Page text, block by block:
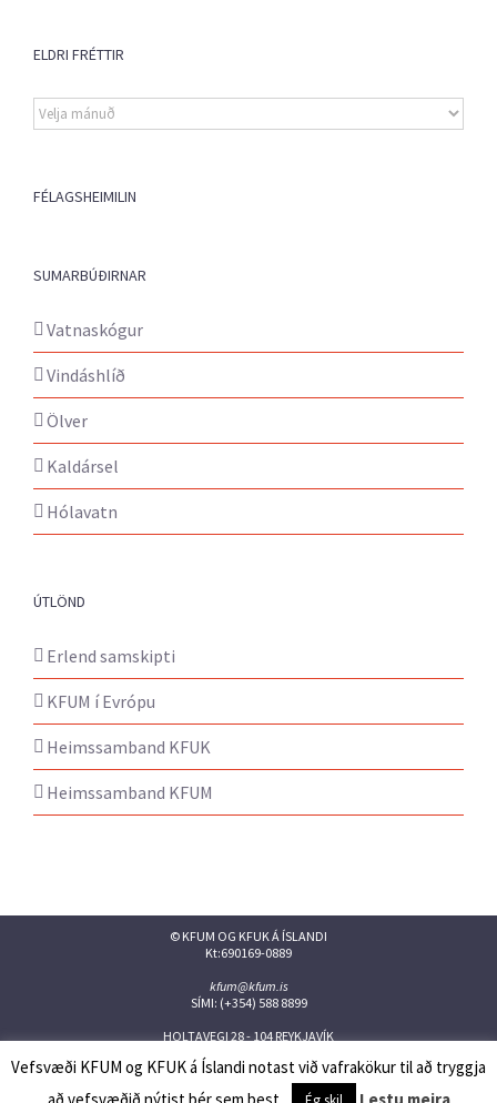
ELDRI FRÉTTIR
Eldri
fréttir
FÉLAGSHEIMILIN
SUMARBÚÐIRNAR
Vatnaskógur
Vindáshlíð
Ölver
Kaldársel
Hólavatn
ÚTLÖND
Erlend samskipti
KFUM í Evrópu
Heimssamband KFUK
Heimssamband KFUM
© KFUM OG KFUK Á ÍSLANDI
Kt:690169-0889
kfum@kfum.is
SÍMI: (+354) 588 8899
HOLTAVEGI 28 - 104 REYKJAVÍK
Facebook
TwitterInstagram
Flickr YouTube
Issuu
Vefsvæði KFUM og KFUK á Íslandi notast við vafrakökur til að tryggja